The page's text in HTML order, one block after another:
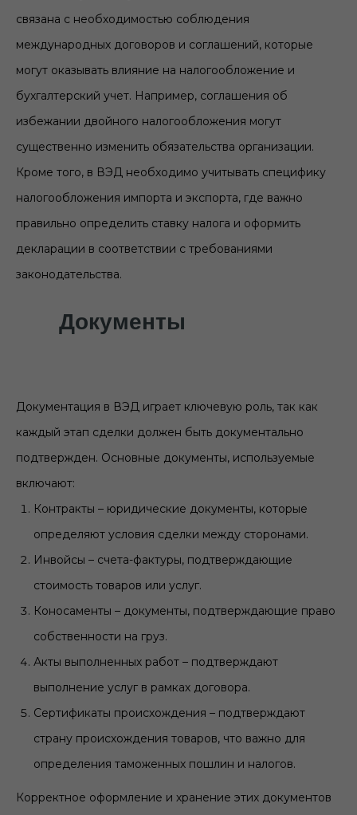
связана с необходимостью соблюдения
международных договоров и соглашений, которые
могут оказывать влияние на налогообложение и
бухгалтерский учет. Например, соглашения об
избежании двойного налогообложения могут
существенно изменить обязательства организации.
Кроме того, в ВЭД необходимо учитывать специфику
налогообложения импорта и экспорта, где важно
правильно определить ставку налога и оформить
декларации в соответствии с требованиями
законодательства.
Документы
Документация в ВЭД играет ключевую роль, так как
каждый этап сделки должен быть документально
подтвержден. Основные документы, используемые
включают:
Контракты – юридические документы, которые
определяют условия сделки между сторонами.
Инвойсы – счета-фактуры, подтверждающие
стоимость товаров или услуг.
Коносаменты – документы, подтверждающие право
собственности на груз.
Акты выполненных работ – подтверждают
выполнение услуг в рамках договора.
Сертификаты происхождения – подтверждают
страну происхождения товаров, что важно для
определения таможенных пошлин и налогов.
Корректное оформление и хранение этих документов